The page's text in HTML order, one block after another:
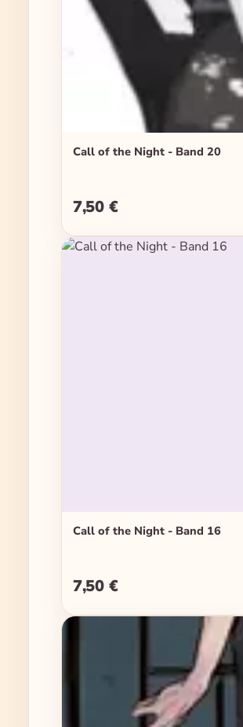
Call of the Night - Band 20
Regulärer Preis:
7,50 €
Call of the Night - Band 16
Regulärer Preis:
7,50 €